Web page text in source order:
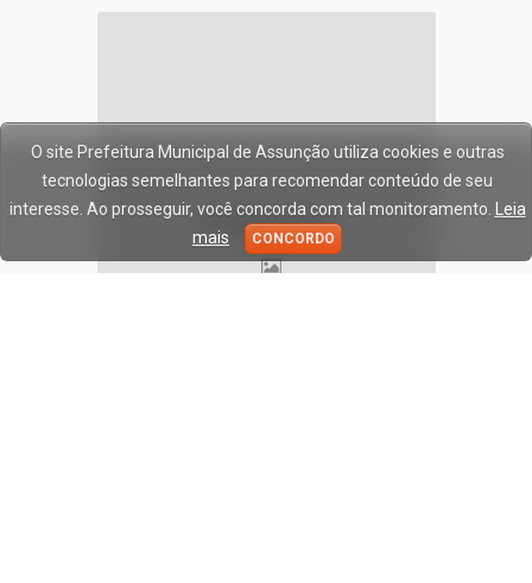
O site Prefeitura Municipal de Assunção utiliza cookies e outras
tecnologias semelhantes para recomendar conteúdo de seu
interesse. Ao prosseguir, você concorda com tal monitoramento.
Leia
mais
CONCORDO